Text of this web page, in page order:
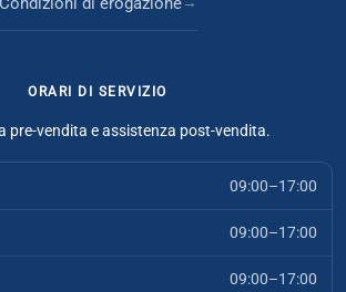
ORARI DI SERVIZIO
pre-vendita e assistenza post-vendita.
09:00–17:00
09:00–17:00
09:00–17:00